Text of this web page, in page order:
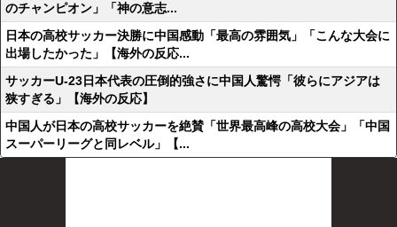
のチャンピオン」「神の意志...
日本の高校サッカー決勝に中国感動「最高の雰囲気」「こんな大会に
出場したかった」【海外の反応...
サッカーU-23日本代表の圧倒的強さに中国人驚愕「彼らにアジアは
狭すぎる」【海外の反応】
中国人が日本の高校サッカーを絶賛「世界最高峰の高校大会」「中国
スーパーリーグと同レベル」【...